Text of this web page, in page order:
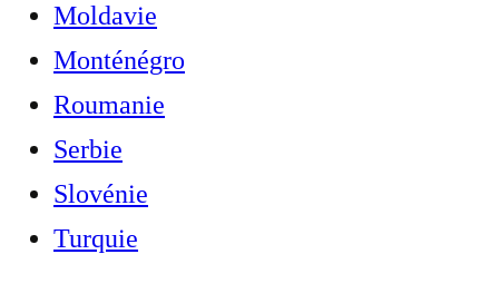
Moldavie
Monténégro
Roumanie
Serbie
Slovénie
Turquie